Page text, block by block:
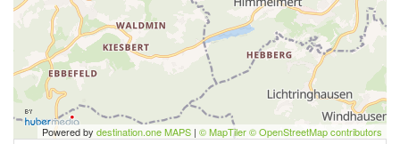
Powered by destination.one MAPS | © MapTiler © OpenStreetMap contributors